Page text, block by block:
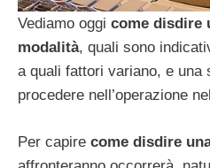
Vediamo oggi come disdire
modalità, quali sono
a quali fattori variano, e una
procedere nell’operazione
Per capire come disdire